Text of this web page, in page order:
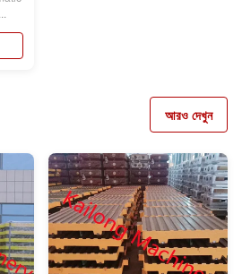
আরও দেখুন